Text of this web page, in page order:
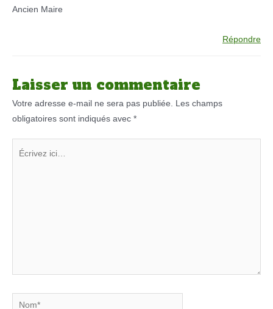
Ancien Maire
Répondre
Laisser un commentaire
Votre adresse e-mail ne sera pas publiée.
Les champs
obligatoires sont indiqués avec *
Nom*